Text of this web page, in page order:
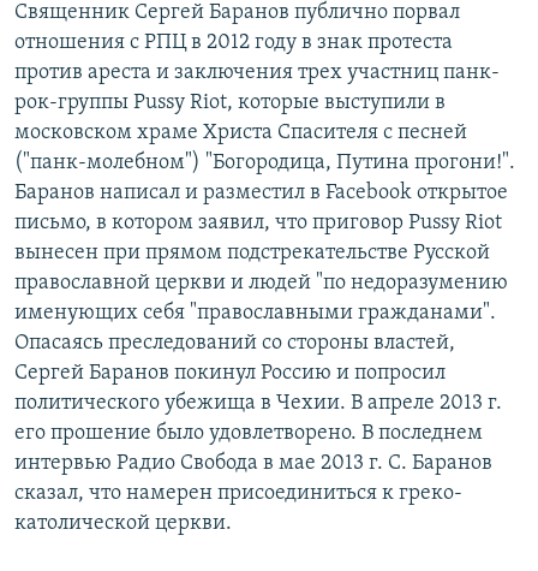
Священник Сергей Баранов публично порвал
отношения с РПЦ в 2012 году в знак протеста
против ареста и заключения трех участниц панк-
рок-группы Pussy Riot, которые выступили в
московском храме Христа Спасителя с песней
("панк-молебном") "Богородица, Путина прогони!".
Баранов написал и разместил в Facebook открытое
письмо, в котором заявил, что приговор Pussy Riot
вынесен при прямом подстрекательстве Русской
православной церкви и людей "по недоразумению
именующих себя "православными гражданами".
Опасаясь преследований со стороны властей,
Сергей Баранов покинул Россию и попросил
политического убежища в Чехии. В апреле 2013 г.
его прошение было удовлетворено. В последнем
интервью Радио Свобода в мае 2013 г. С. Баранов
сказал, что намерен присоединиться к греко-
католической церкви.